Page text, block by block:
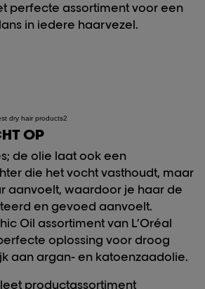
perfecte assortiment voor een
in iedere haarvezel.
OP
de olie laat ook een
die het vocht vasthoudt, maar
aanvoelt, waardoor je haar de
en gevoed aanvoelt.
Oil assortiment van L’Oréal
oplossing voor droog
aan argan- en katoenzaadolie.
productassortiment